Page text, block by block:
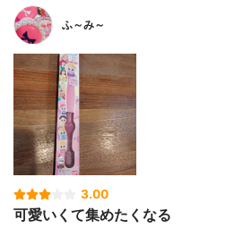
ふ～み～
3.00
可愛いくて集めたくなる